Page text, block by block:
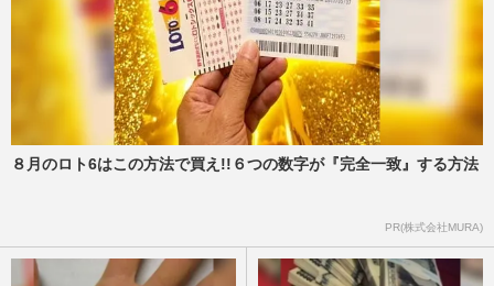
８月のロト6はこの方法で買え!!６つの数字が『完全一致』する方法
PR(株式会社MURA)